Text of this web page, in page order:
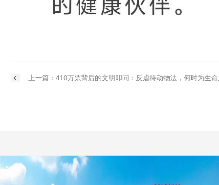
上一篇：410万票背后的文明叩问：反虐待动物法，何时为生